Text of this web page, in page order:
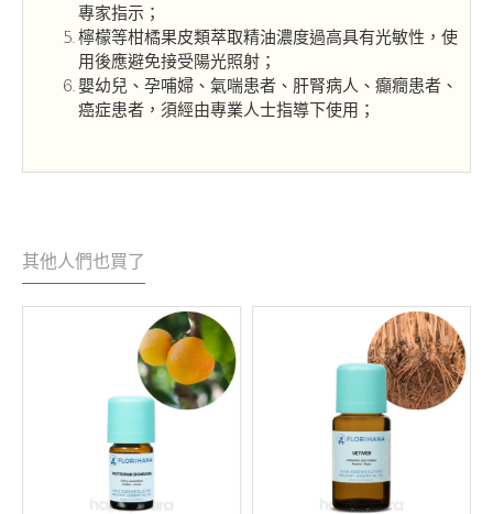
專家指示；
檸檬等柑橘果皮類萃取精油濃度過高具有光敏性，使
用後應避免接受陽光照射；
嬰幼兒、孕哺婦、氣喘患者、肝腎病人、癲癇患者、
癌症患者，須經由專業人士指導下使用；
其他人們也買了